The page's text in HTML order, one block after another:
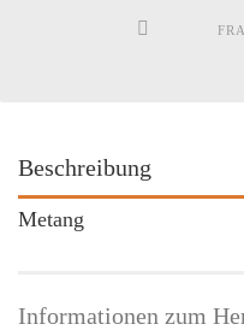
Beschreibung
Metang
Informationen zum